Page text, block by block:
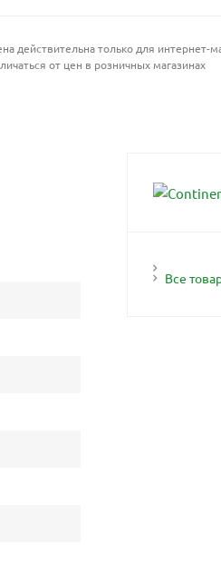
действительна только для интернет-
от цен в розничных магазинах
Все